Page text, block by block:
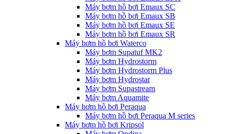
Máy bơm hồ bơi Emaux SC
Máy bơm hồ bơi Emaux SB
Máy bơm hồ bơi Emaux SE
Máy bơm hồ bơi Emaux SR
Máy bơm hồ bơi Waterco
Máy bơm Supatuf MK2
Máy bơm Hydrostorm
Máy bơm Hydrostorm Plus
Máy bơm Hydrostar
Máy bơm Supastream
Máy bơm Aquamite
Máy bơm hồ bơi Peraqua
Máy bơm hồ bơi Peraqua M series
Máy bơm hồ bơi Kripsol